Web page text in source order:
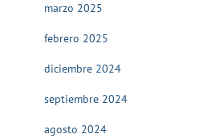
marzo 2025
febrero 2025
diciembre 2024
septiembre 2024
agosto 2024